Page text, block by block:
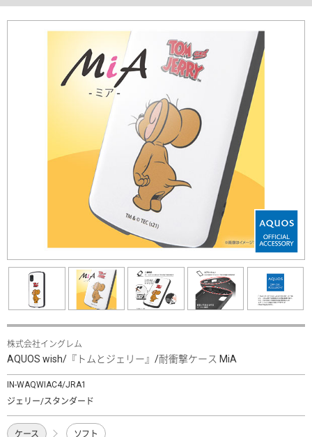
株式会社イングレム
AQUOS wish/『トムとジェリー』/耐衝撃ケース MiA
IN-WAQWIAC4/JRA1
ジェリー/スタンダード
ケース ソフト